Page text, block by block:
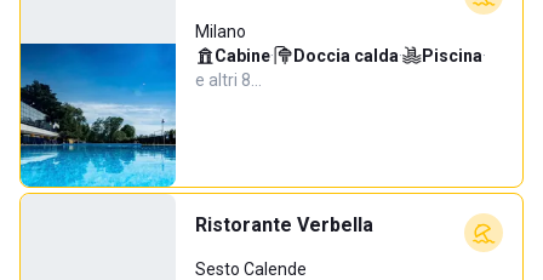
Milano
Cabine· Doccia calda· Piscina·
e altri 8…
Ristorante Verbella
Sesto Calende